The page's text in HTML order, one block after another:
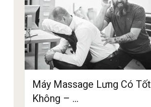
Máy Massage Lưng Có Tốt
Không – …